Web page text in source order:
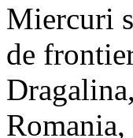
Miercuri
de